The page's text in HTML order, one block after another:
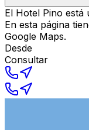
El Hotel Pino está
En esta página
Google Maps.
Desde
Consultar